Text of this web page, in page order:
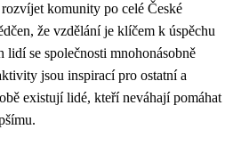
komunity po celé České
že vzdělání je klíčem k úspěchu
lidí se společnosti mnohonásobně
jsou inspirací pro ostatní a
existují lidé, kteří neváhají pomáhat